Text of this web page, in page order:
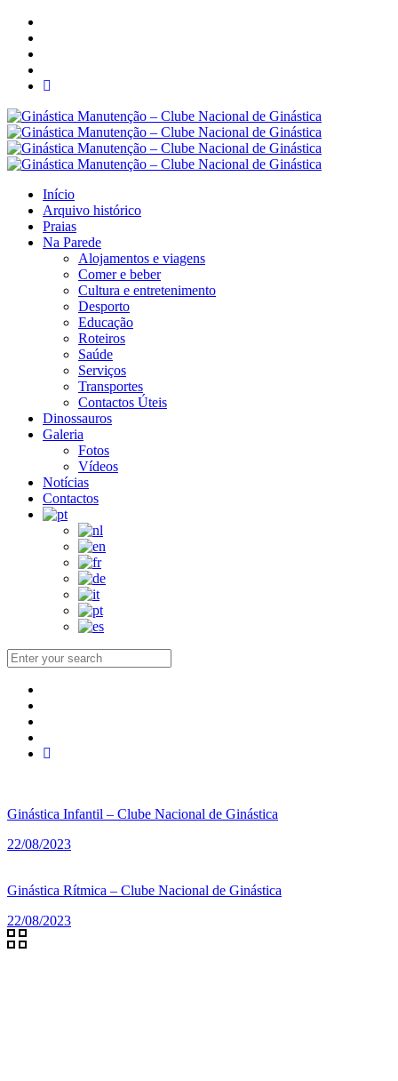
Início
Arquivo histórico
Praias
Na Parede
Alojamentos e viagens
Comer e beber
Cultura e entretenimento
Desporto
Educação
Roteiros
Saúde
Serviços
Transportes
Contactos Úteis
Dinossauros
Galeria
Fotos
Vídeos
Notícias
Contactos
Ginástica Infantil – Clube Nacional de Ginástica
22/08/2023
Ginástica Rítmica – Clube Nacional de Ginástica
22/08/2023